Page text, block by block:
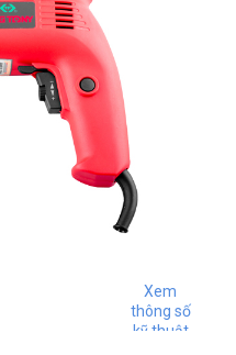
Xem
thông số
kỹ thuật